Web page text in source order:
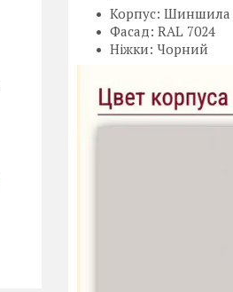
Корпус: Шиншила
Фасад: RAL 7024
Ніжки: Чорний